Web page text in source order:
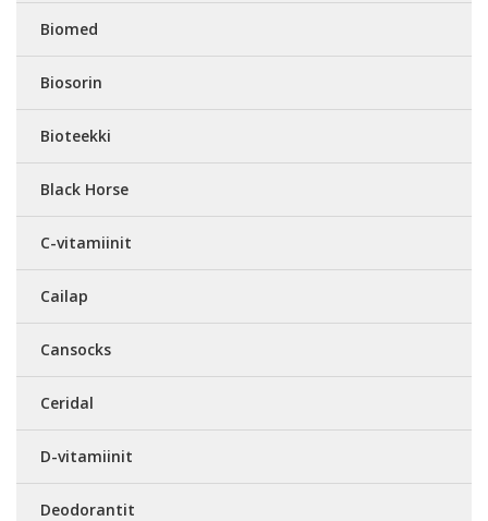
Biomed
Biosorin
Bioteekki
Black Horse
C-vitamiinit
Cailap
Cansocks
Ceridal
D-vitamiinit
Deodorantit